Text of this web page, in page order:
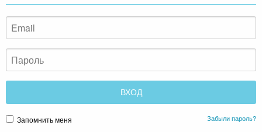
Запомнить меня Забыли пароль?